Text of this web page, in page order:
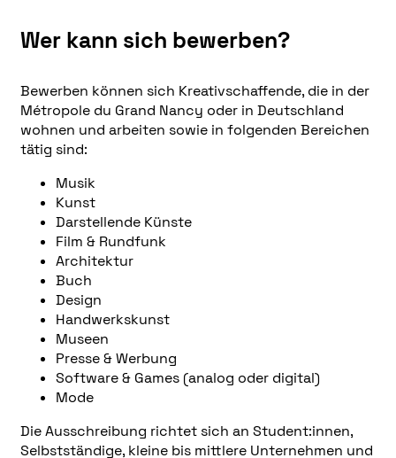
Wer kann sich bewerben?
Bewerben können sich Kreativschaffende, die in der
Métropole du Grand Nancy oder in Deutschland
wohnen und arbeiten sowie in folgenden Bereichen
tätig sind:
Musik
Kunst
Darstellende Künste
Film & Rundfunk
Architektur
Buch
Design
Handwerkskunst
Museen
Presse & Werbung
Software & Games (analog oder digital)
Mode
Die Ausschreibung richtet sich an Student:innen,
Selbstständige, kleine bis mittlere Unternehmen und